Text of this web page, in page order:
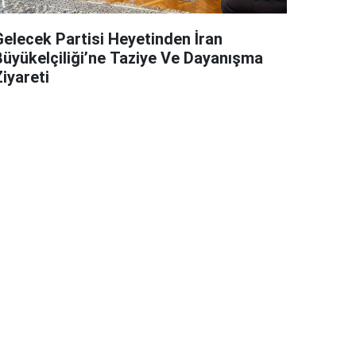
Partisi Heyetinden İran
Taziye Ve Dayanışma